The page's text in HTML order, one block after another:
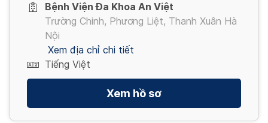
Bệnh Viện Đa Khoa An Việt
Trường Chinh, Phương Liệt, Thanh Xuân Hà
Nội
Xem địa chỉ chi tiết
Tiếng Việt
Xem hồ sơ